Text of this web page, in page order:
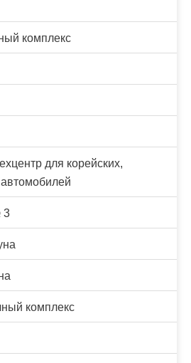
комплекс
для корейских,
3
комплекс